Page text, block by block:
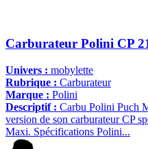
Carburateur Polini CP
Univers : mobylette
Rubrique : Carburateur
Marque : Polini
Descriptif : Carbu Polini Puch
version de son carburateur CP
Maxi. Spécifications Polini...